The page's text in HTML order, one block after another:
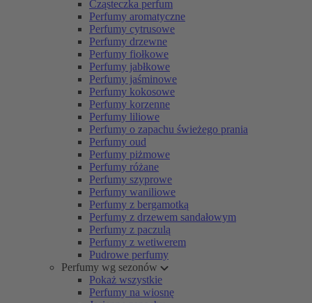
Cząsteczka perfum
Perfumy aromatyczne
Perfumy cytrusowe
Perfumy drzewne
Perfumy fiołkowe
Perfumy jabłkowe
Perfumy jaśminowe
Perfumy kokosowe
Perfumy korzenne
Perfumy liliowe
Perfumy o zapachu świeżego prania
Perfumy oud
Perfumy piżmowe
Perfumy różane
Perfumy szyprowe
Perfumy waniliowe
Perfumy z bergamotką
Perfumy z drzewem sandałowym
Perfumy z paczulą
Perfumy z wetiwerem
Pudrowe perfumy
Perfumy wg sezonów
Pokaż wszystkie
Perfumy na wiosnę